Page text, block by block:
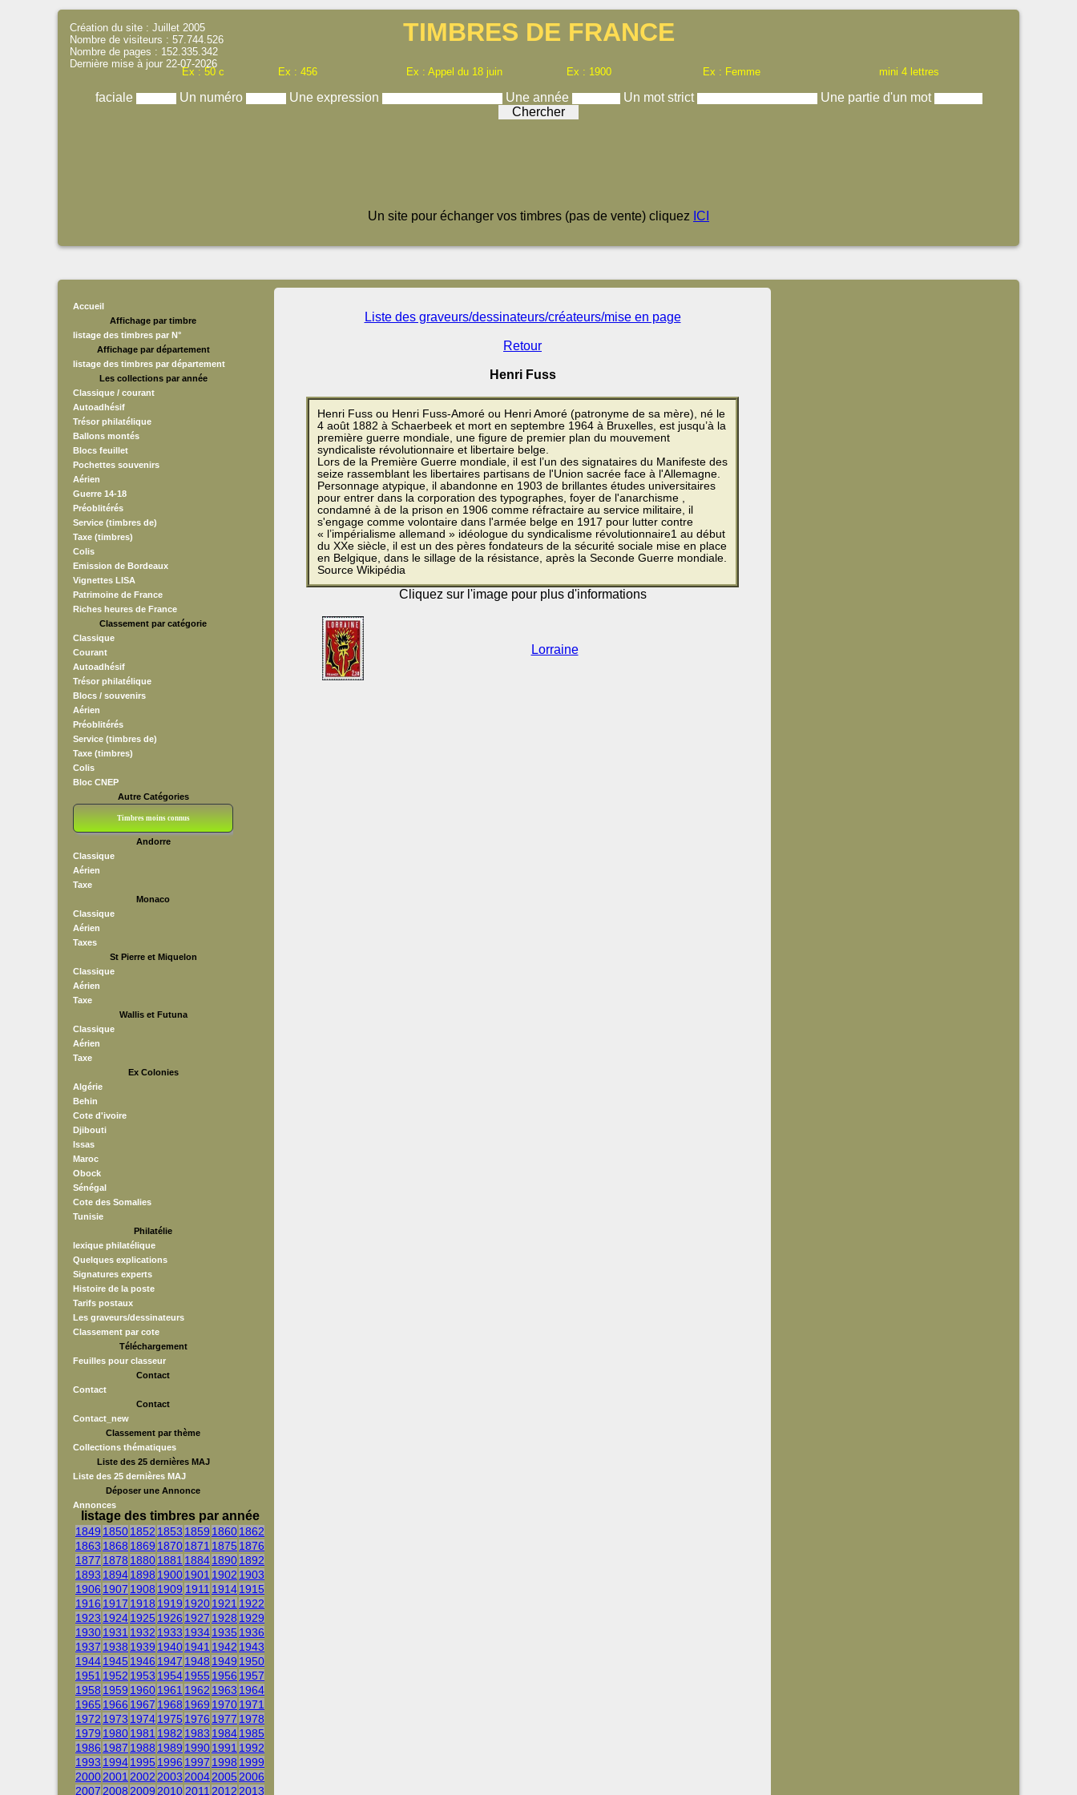
TIMBRES DE FRANCE
Ex : 50 c Ex : 456 Ex : Appel du 18 juin Ex : 1900 Ex : Femme mini 4 lettres
faciale Un numéro Une expression Une année Un mot strict Une partie d'un mot
Création du site : Juillet 2005
Nombre de visiteurs : 57.744.526
Nombre de pages : 152.335.342
Dernière mise à jour 22-07-2026
Un site pour échanger vos timbres (pas de vente) cliquez ICI
Accueil
Affichage par timbre
listage des timbres par N°
Affichage par département
listage des timbres par département
Les collections par année
Classique / courant
Autoadhésif
Trésor philatélique
Ballons montés
Blocs feuillet
Pochettes souvenirs
Aérien
Guerre 14-18
Préoblitérés
Service (timbres de)
Taxe (timbres)
Colis
Emission de Bordeaux
Vignettes LISA
Patrimoine de France
Riches heures de France
Classement par catégorie
Classique
Courant
Autoadhésif
Trésor philatélique
Blocs / souvenirs
Aérien
Préoblitérés
Service (timbres de)
Taxe (timbres)
Colis
Bloc CNEP
Autre Catégories
Timbres moins connus
Andorre
Classique
Aérien
Taxe
Monaco
Classique
Aérien
Taxes
St Pierre et Miquelon
Classique
Aérien
Taxe
Wallis et Futuna
Classique
Aérien
Taxe
Ex Colonies
Algérie
Behin
Cote d'ivoire
Djibouti
Issas
Maroc
Obock
Sénégal
Cote des Somalies
Tunisie
Philatélie
lexique philatélique
Quelques explications
Signatures experts
Histoire de la poste
Tarifs postaux
Les graveurs/dessinateurs
Classement par cote
Téléchargement
Feuilles pour classeur
Contact
Contact
Contact
Contact_new
Classement par thème
Collections thématiques
Liste des 25 dernières MAJ
Liste des 25 dernières MAJ
Déposer une Annonce
Annonces
listage des timbres par année
1849 18501852 1853 1859 18601862
1863 1868 1869 18701871 1875 1876
1877 1878 18801881 188418901892
1893 18941898 19001901 1902 1903
1906 1907 1908 1909 1911 19141915
1916 1917 1918 1919 19201921 1922
1923 19241925 1926 1927 1928 1929
19301931 1932 1933 19341935 1936
1937 1938 1939 19401941 1942 1943
19441945 1946 1947 1948 1949 1950
1951 1952 1953 19541955 1956 1957
1958 1959 19601961 1962 1963 1964
1965 1966 1967 1968 1969 19701971
1972 1973 19741975 1976 1977 1978
1979 19801981 1982 1983 19841985
1986 1987 1988 1989 19901991 1992
1993 19941995 1996 1997 1998 1999
20002001 2002 2003 20042005 2006
2007 2008 2009 2010 2011 2012 2013
Liste des graveurs/dessinateurs/créateurs/mise en page
Retour
Henri Fuss
Henri Fuss ou Henri Fuss-Amoré ou Henri Amoré (patronyme de sa mère), né le
4 août 1882 à Schaerbeek et mort en septembre 1964 à Bruxelles, est jusqu’à la
première guerre mondiale, une figure de premier plan du mouvement
syndicaliste révolutionnaire et libertaire belge.
Lors de la Première Guerre mondiale, il est l’un des signataires du Manifeste des
seize rassemblant les libertaires partisans de l'Union sacrée face à l'Allemagne.
Personnage atypique, il abandonne en 1903 de brillantes études universitaires
pour entrer dans la corporation des typographes, foyer de l'anarchisme ,
condamné à de la prison en 1906 comme réfractaire au service militaire, il
s'engage comme volontaire dans l'armée belge en 1917 pour lutter contre
« l’impérialisme allemand » idéologue du syndicalisme révolutionnaire1 au début
du XXe siècle, il est un des pères fondateurs de la sécurité sociale mise en place
en Belgique, dans le sillage de la résistance, après la Seconde Guerre mondiale.
Source Wikipédia
Cliquez sur l'image pour plus d'informations
Lorraine